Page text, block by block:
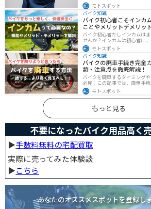
に被るものです。しかし、「
らどうしよう」と心配してい
いでしょうか。ライダーヘル
って本当かな・・・ライダー
け毛が増えたら困る！ライダ
ュームが減った気がするけど
る？今回はこのような疑問、
す。薄毛が気になるライダーの
ださい。モトスポットヘルメッ
モトスポット
バイク知識
バイク初心者こそインカ
ことやメリットデメリッ
バイク初心者だしインカムは
せんか？インカムは初心者に
全に運転するための機器です
メリットデメリットなどまと
いる人はぜひ参考にしてくださ
モトスポット
バイク知識
バイクの廃車手続き完全
類・注意点を徹底解説！
バイクを廃車するタイミング
必見！この記事では、廃車手
流れを解説しています。実は
依頼する際のポイントがあり
クの廃車手続きがスムーズに行
モトスポット
もっと見る
不要になったバイク用品高く
▶︎手数料無料の宅配買取
実際に売ってみた体験談
▶︎こちら
あなたのオススメスポットを登録し